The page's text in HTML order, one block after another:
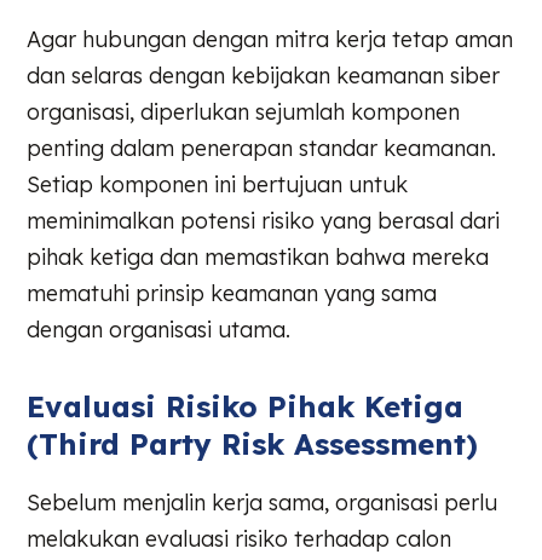
Agar hubungan dengan mitra kerja tetap aman
dan selaras dengan kebijakan keamanan siber
organisasi, diperlukan sejumlah komponen
penting dalam penerapan standar keamanan.
Setiap komponen ini bertujuan untuk
meminimalkan potensi risiko yang berasal dari
pihak ketiga dan memastikan bahwa mereka
mematuhi prinsip keamanan yang sama
dengan organisasi utama.
Evaluasi Risiko Pihak Ketiga
(Third Party Risk Assessment)
Sebelum menjalin kerja sama, organisasi perlu
melakukan evaluasi risiko terhadap calon